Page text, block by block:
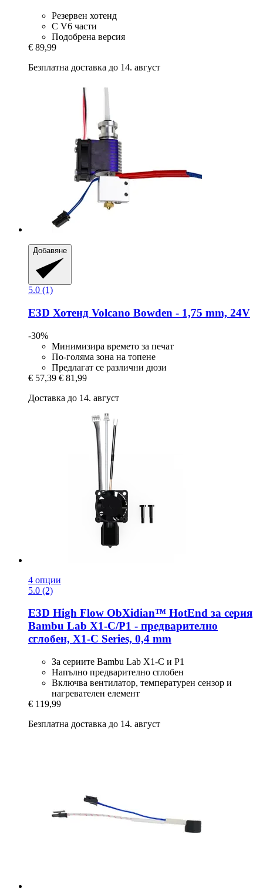
Резервен хотенд
С V6 части
Подобрена версия
€ 89,99
Безплатна доставка до 14. август
Добавяне
5.0 (1)
E3D Хотенд Volcano Bowden -​ 1,75 mm, 24V
-30%
Минимизира времето за печат
По-голяма зона на топене
Предлагат се различни дюзи
€ 57,39 € 81,99
Доставка до 14. август
4 опции
5.0 (2)
E3D High Flow ObXidian™ HotEnd за серия
Bambu Lab X1-​C/P1 -​ предварително
сглобен, X1-​C Series, 0,4 mm
За сериите Bambu Lab X1-C и P1
Напълно предварително сглобен
Включва вентилатор, температурен сензор и
нагревателен елемент
€ 119,99
Безплатна доставка до 14. август